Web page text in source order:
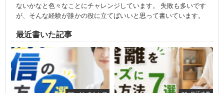
ないかなと色々なことにチャレンジしています。 失敗も多いです
が、そんな経験が誰かの役に立てばいいと思って書いています。
最近書いた記事